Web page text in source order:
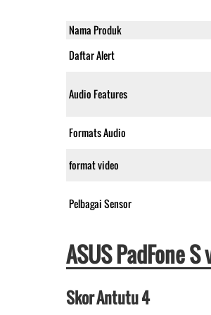
Nama Produk
Daftar Alert
Audio Features
Formats Audio
format video
Pelbagai Sensor
ASUS PadFone
Skor Antutu 4